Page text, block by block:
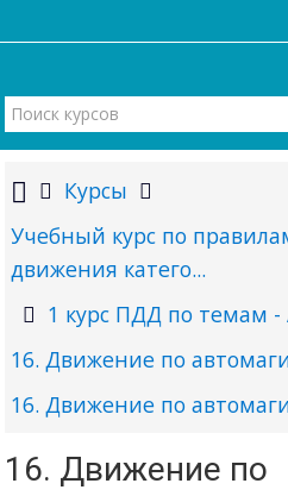
Курсы
Учебный курс по
движения катего...
1 курс ПДД по темам -
16. Движение по
16. Движение по
16. Движение по